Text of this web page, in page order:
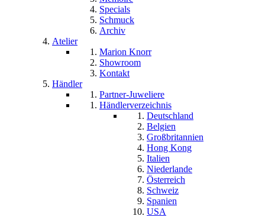
Specials
Schmuck
Archiv
Atelier
Marion Knorr
Showroom
Kontakt
Händler
Partner-Juweliere
Händlerverzeichnis
Deutschland
Belgien
Großbritannien
Hong Kong
Italien
Niederlande
Österreich
Schweiz
Spanien
USA